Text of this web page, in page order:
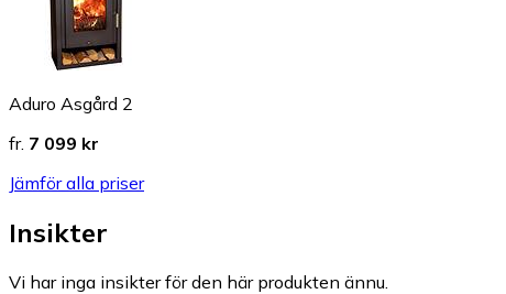
Aduro Asgård 2
fr. 7 099 kr
Jämför alla priser
Insikter
Vi har inga insikter för den här produkten ännu.